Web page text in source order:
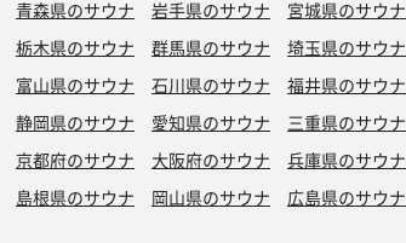
青森県のサウナ 岩手県のサウナ 宮城県のサウナ
栃木県のサウナ 群馬県のサウナ 埼玉県のサウナ
富山県のサウナ 石川県のサウナ 福井県のサウナ
静岡県のサウナ 愛知県のサウナ 三重県のサウナ
京都府のサウナ 大阪府のサウナ 兵庫県のサウナ
島根県のサウナ 岡山県のサウナ 広島県のサウナ